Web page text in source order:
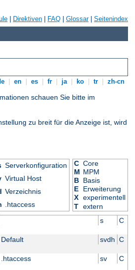
Direktiven FAQ Glossar| Seitenindex
en es fr ja ko tr zh-cn
schauen Sie bitte im
zu breit für die Anzeige ist, wird
Serverkonfiguration
Virtual Host
Verzeichnis
.htaccess
C Core
M MPM
B Basis
E
Erweiterung
X experimentell
T extern
s C
Default svdh C
.htaccess sv C